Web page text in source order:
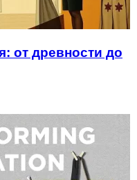
от древности до